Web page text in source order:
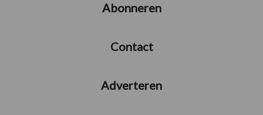
Abonneren
Contact
Adverteren